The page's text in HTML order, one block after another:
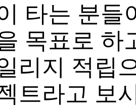
타는 분들
목표로 하
리지 적립
트라고 보